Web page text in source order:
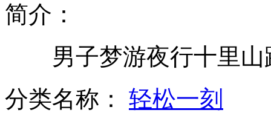
美枪击案:两男子为女友挡子弹身亡
简介：
男子梦游夜行十里山
分类名称： 轻松一刻